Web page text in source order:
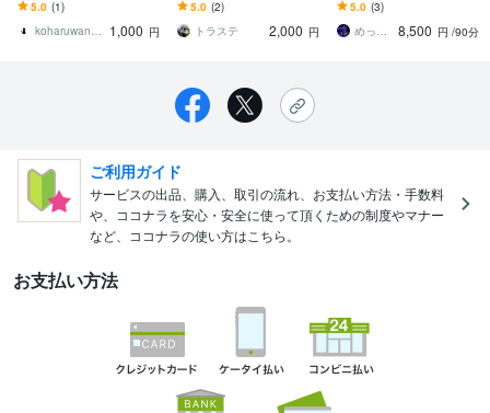
完全制覇の私にお任せく
ださい
5.0 (1)
koharuwanwan
1,000 円
私が旅行プランをご提案
します。
5.0 (2)
トラステ
2,000 円
ディズニー予約、全面サ
ポートします！
5.0 (3)
めったん
8,500 円 /90分
ご利用ガイド
サービスの出品、購入、取引の流れ、お支払い方法・手数料
や、ココナラを安心・安全に使って頂くための制度やマナー
など、ココナラの使い方はこちら。
お支払い方法